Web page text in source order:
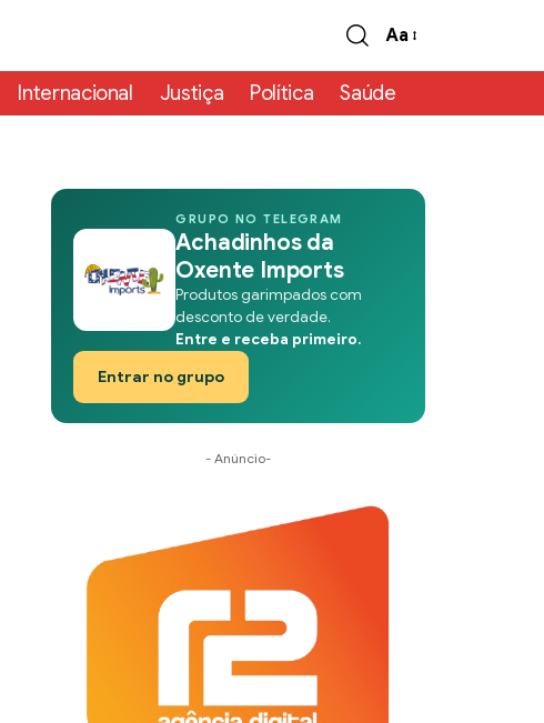
Aa
Internacional Justiça Política Saúde
GRUPO NO TELEGRAM
Achadinhos da
Oxente Imports
Produtos garimpados com
desconto de verdade.
Entre e receba primeiro.
Entrar no grupo
- Anúncio-